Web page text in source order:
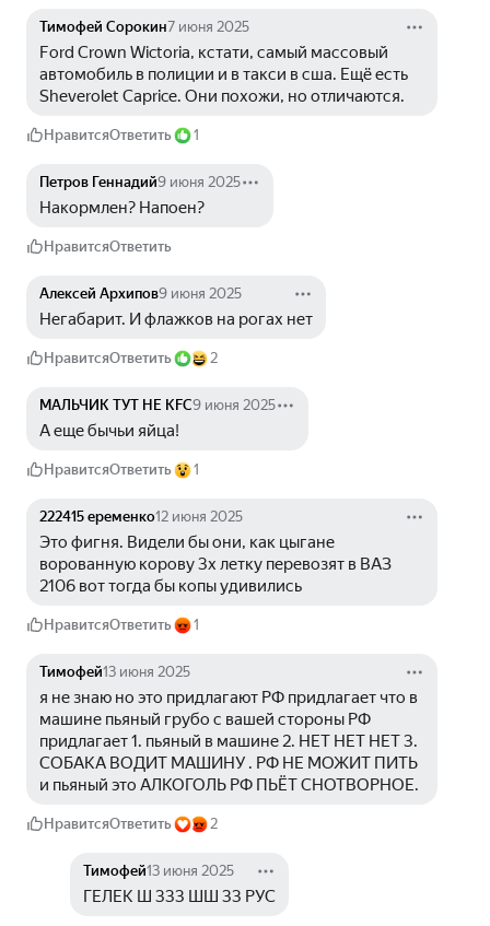
Тимофей Сорокин7 июня 2025
Ford Crown Wictoria, кстати, самый массовый
автомобиль в полиции и в такси в сша. Ещё есть
Sheverolet Caprice. Они похожи, но отличаются.
НравитсяОтветить 1
Петров Геннадий9 июня 2025
Накормлен? Напоен?
НравитсяОтветить
Алексей Архипов9 июня 2025
Негабарит. И флажков на рогах нет
НравитсяОтветить 2
МАЛЬЧИК ТУТ НЕ KFC9 июня 2025
А еще бычьи яйца!
НравитсяОтветить 1
222415 еременко12 июня 2025
Это фигня. Видели бы они, как цыгане
ворованную корову 3х летку перевозят в ВАЗ
2106 вот тогда бы копы удивились
НравитсяОтветить 1
Тимофей13 июня 2025
я не знаю но это придлагают РФ придлагает что в
машине пьяный грубо с вашей стороны РФ
придлагает 1. пьяный в машине 2. НЕТ НЕТ НЕТ 3.
СОБАКА ВОДИТ МАШИНУ . РФ НЕ МОЖИТ ПИТЬ
и пьяный это АЛКОГОЛЬ РФ ПЬЁТ СНОТВОРНОЕ.
НравитсяОтветить 2
Тимофей13 июня 2025
ГЕЛЕК Ш 333 ШШ 33 РУС